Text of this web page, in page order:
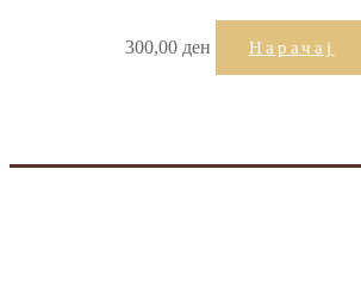
300,00 ден Нарачај